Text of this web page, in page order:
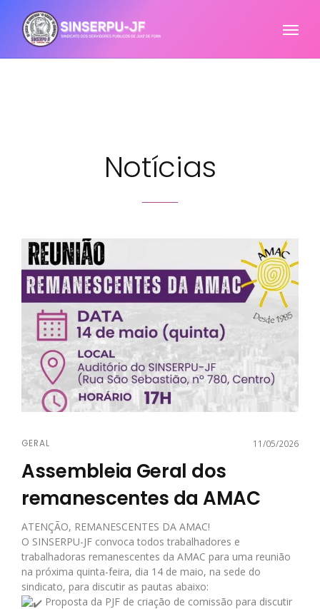
Notícias
GERAL 11/05/2026
Assembleia Geral dos
remanescentes da AMAC
ATENÇÃO, REMANESCENTES DA AMAC!
O SINSERPU-JF convoca todos trabalhadores e
trabalhadoras remanescentes da AMAC para uma reunião
na próxima quinta-feira, dia 14 de maio, na sede do
sindicato, para discutir as pautas abaixo:
Proposta da PJF de criação de comissão para discutir